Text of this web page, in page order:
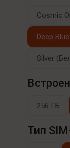
Cosmic
Deep
Silver
256 ГБ
Тип